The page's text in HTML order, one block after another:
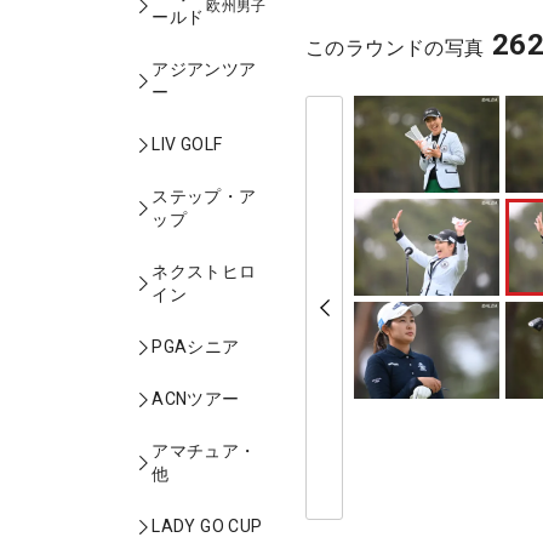
ールド
欧州男子
アジアンツア
ー
LIV GOLF
ステップ・ア
ップ
ネクストヒロ
イン
PGAシニア
ACNツアー
アマチュア・
他
LADY GO CUP
このラウンドの写真